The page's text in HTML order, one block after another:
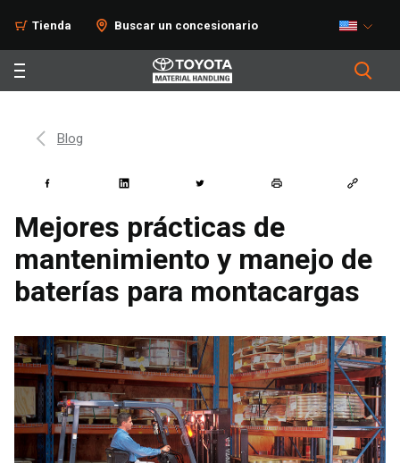
Tienda Buscar un concesionario
Blog
Mejores prácticas de
mantenimiento y manejo de
baterías para montacargas